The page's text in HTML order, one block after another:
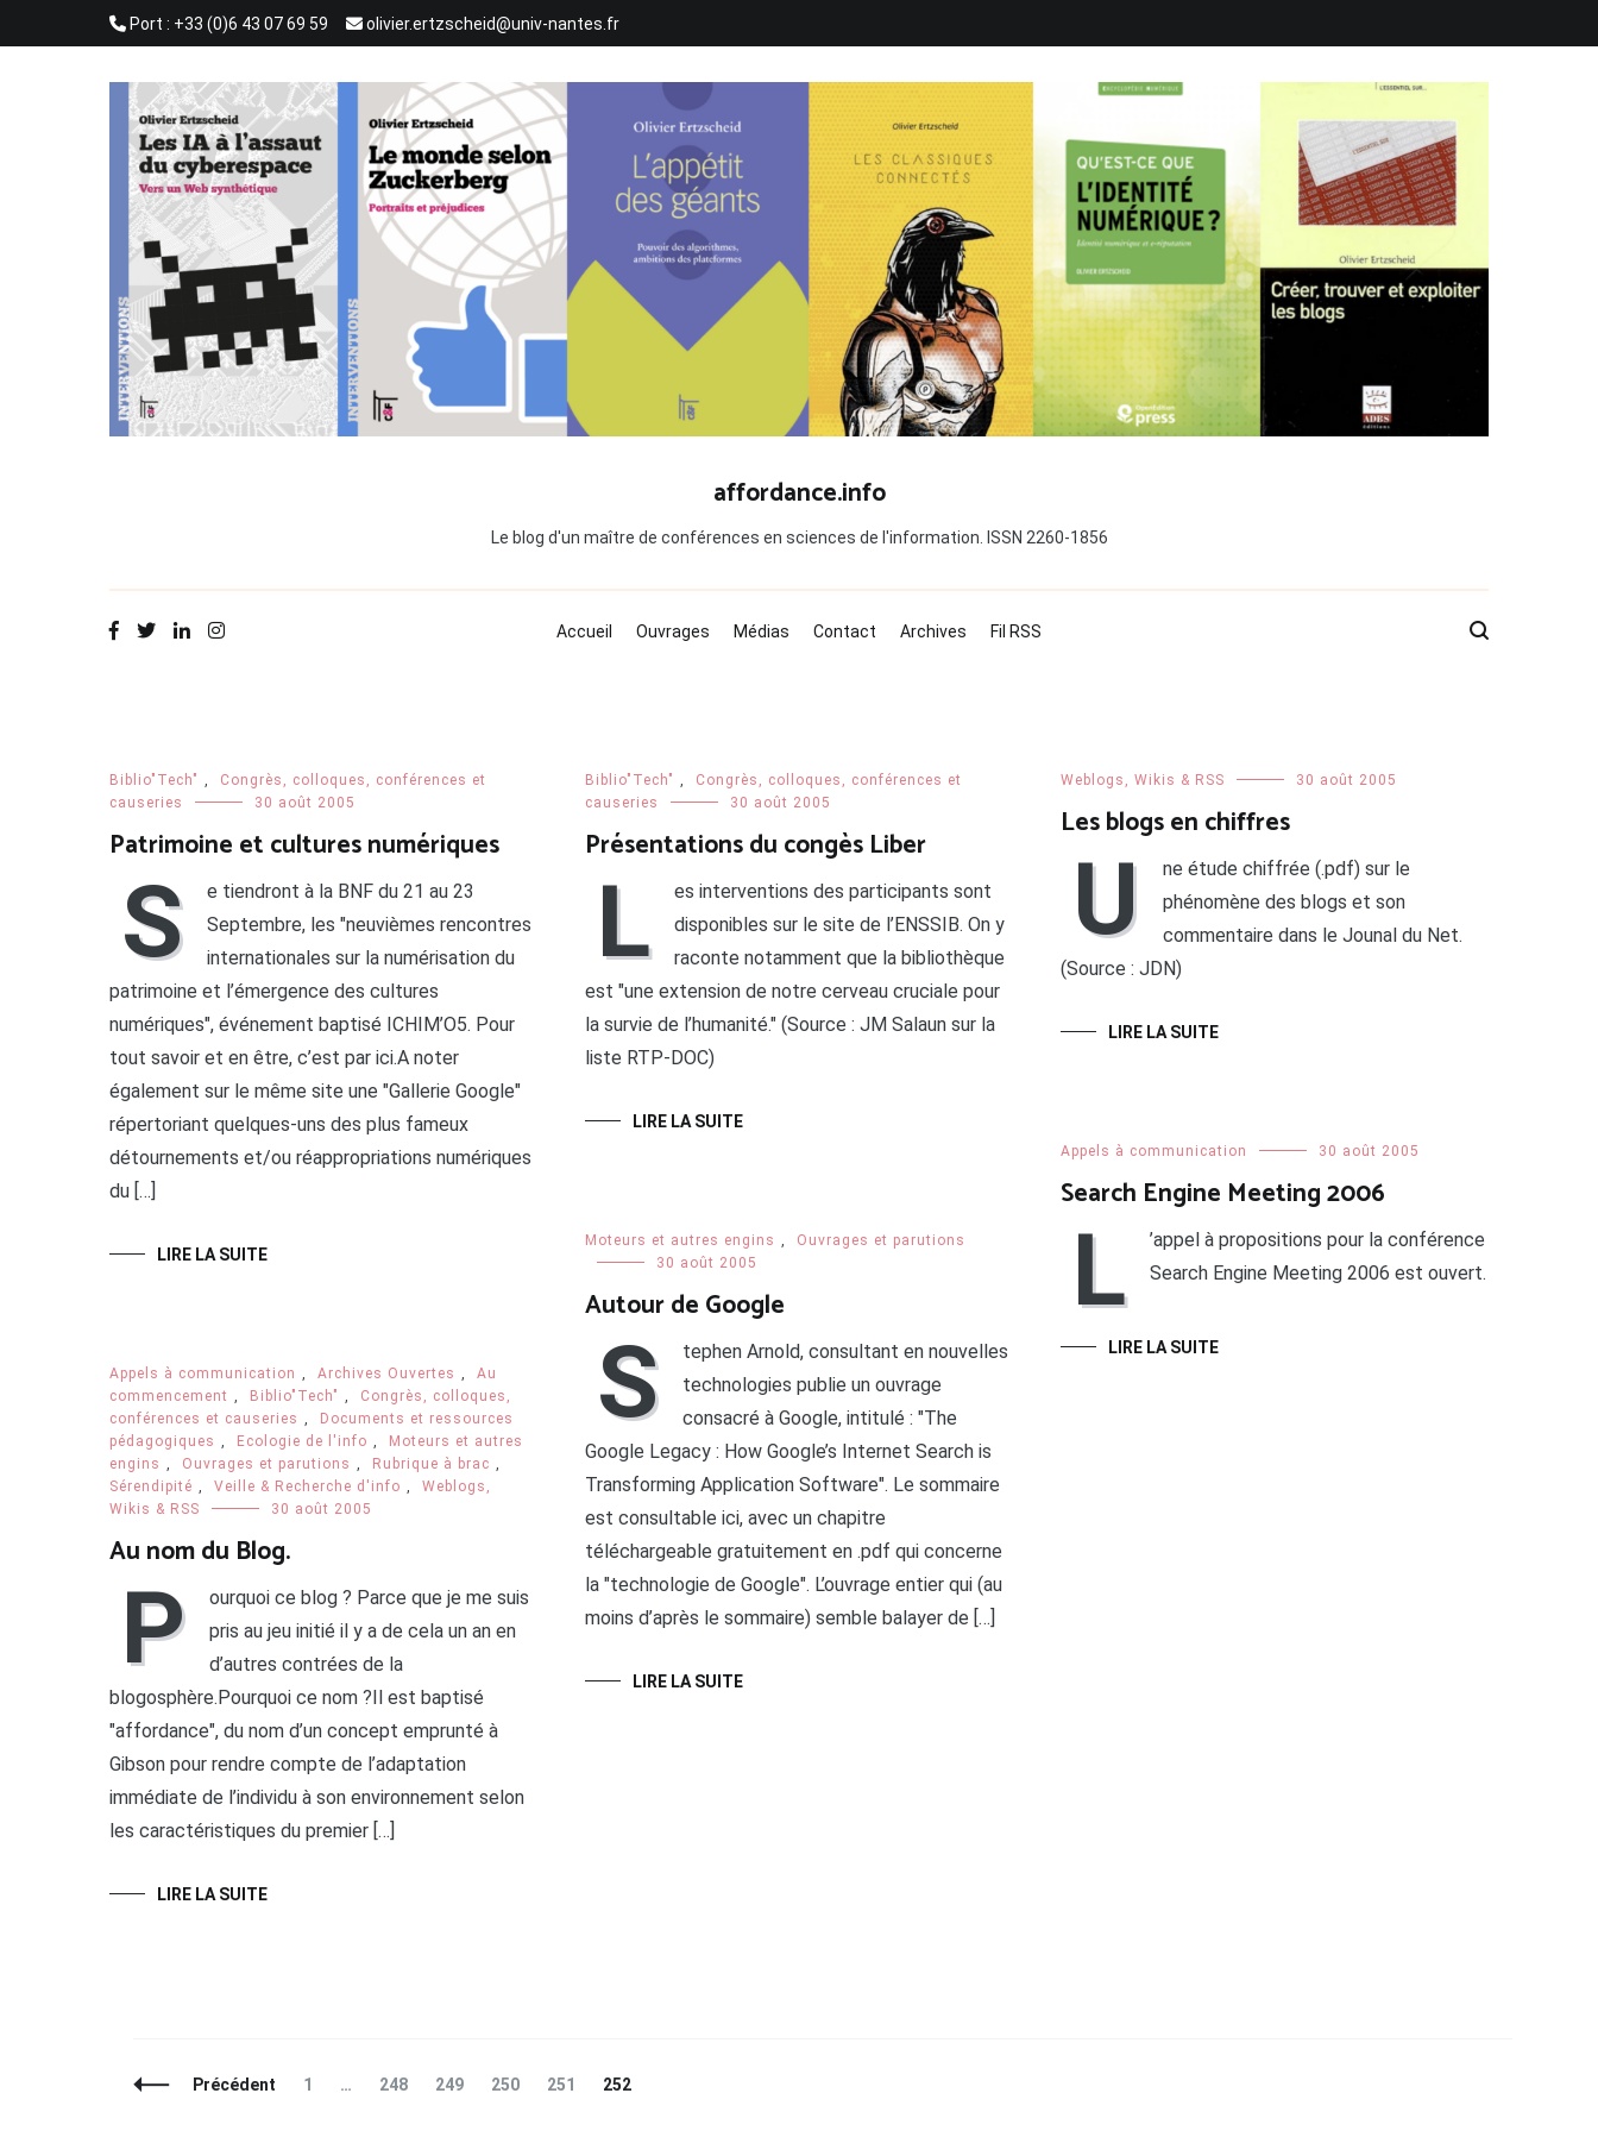
Port : +33 (0)6 43 07 69 59 olivier.ertzscheid@univ-nantes.fr
affordance.info
Le blog d'un maître de conférences en sciences de l'information. ISSN 2260-1856
Accueil Ouvrages Médias Contact Archives Fil RSS
Biblio"Tech" ,
Congrès, colloques, conférences et
causeries
30 août 2005
Patrimoine et cultures numériques
S
e tiendront à la BNF du 21 au 23
Septembre, les "neuvièmes rencontres
internationales sur la numérisation du
patrimoine et l’émergence des cultures
numériques", événement baptisé ICHIM’O5. Pour
tout savoir et en être, c’est par ici.A noter
également sur le même site une "Gallerie Google"
répertoriant quelques-uns des plus fameux
détournements et/ou réappropriations numériques
du […]
LIRE LA SUITE
Biblio"Tech" ,
Congrès, colloques, conférences et
causeries
30 août 2005
Présentations du congès Liber
L
es interventions des participants sont
disponibles sur le site de l’ENSSIB. On y
raconte notamment que la bibliothèque
est "une extension de notre cerveau cruciale pour
la survie de l’humanité." (Source : JM Salaun sur la
liste RTP-DOC)
LIRE LA SUITE
Weblogs, Wikis & RSS 30 août 2005
Les blogs en chiffres
U
ne étude chiffrée (.pdf) sur le
phénomène des blogs et son
commentaire dans le Jounal du Net.
(Source : JDN)
LIRE LA SUITE
Appels à communication 30 août 2005
Search Engine Meeting 2006
L
’appel à propositions pour la conférence
Search Engine Meeting 2006 est ouvert.
LIRE LA SUITE
Moteurs et autres engins ,
Ouvrages et parutions
30 août 2005
Autour de Google
S
tephen Arnold, consultant en nouvelles
technologies publie un ouvrage
consacré à Google, intitulé : "The
Google Legacy : How Google’s Internet Search is
Transforming Application Software". Le sommaire
est consultable ici, avec un chapitre
téléchargeable gratuitement en .pdf qui concerne
la "technologie de Google". L’ouvrage entier qui (au
moins d’après le sommaire) semble balayer de […]
LIRE LA SUITE
Appels à communication , Archives Ouvertes ,
Au
commencement , Biblio"Tech" ,
Congrès, colloques,
conférences et causeries ,
Documents et ressources
pédagogiques , Ecologie de l'info ,
Moteurs et autres
engins , Ouvrages et parutions , Rubrique à brac ,
Sérendipité , Veille & Recherche d'info ,
Weblogs,
Wikis & RSS
30 août 2005
Au nom du Blog.
P
ourquoi ce blog ? Parce que je me suis
pris au jeu initié il y a de cela un an en
d’autres contrées de la
blogosphère.Pourquoi ce nom ?Il est baptisé
"affordance", du nom d’un concept emprunté à
Gibson pour rendre compte de l’adaptation
immédiate de l’individu à son environnement selon
les caractéristiques du premier […]
LIRE LA SUITE
NavigationPrécédent Page
1 … Page
248 Page
249 Page
250 Page
251 Page
252